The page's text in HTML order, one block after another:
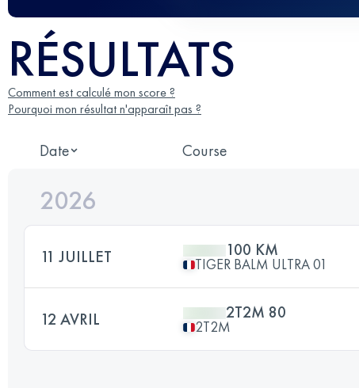
RÉSULTATS
Comment est calculé mon score ?
Pourquoi mon résultat n'apparaît pas ?
Date Course
2026
11 JUILLET 100 KM
TIGER BALM ULTRA 01
12 AVRIL 2T2M 80
2T2M